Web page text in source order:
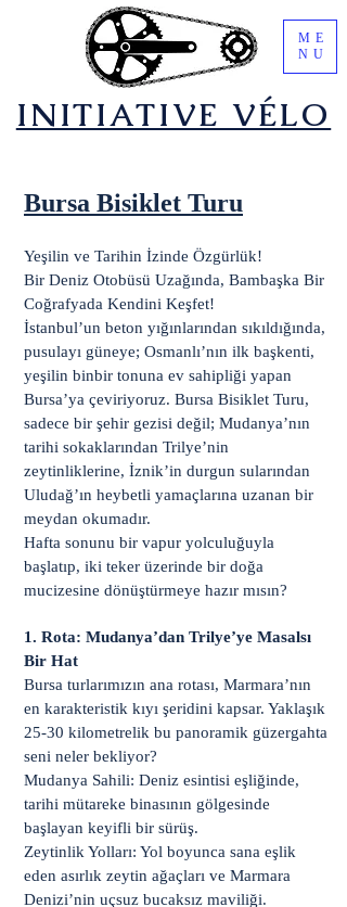
​INITIATIVE VÉLO
ME
NU
Bursa Bisiklet Turu
Yeşilin ve Tarihin İzinde Özgürlük!
Bir Deniz Otobüsü Uzağında, Bambaşka Bir
Coğrafyada Kendini Keşfet!
İstanbul’un beton yığınlarından sıkıldığında,
pusulayı güneye; Osmanlı’nın ilk başkenti,
yeşilin binbir tonuna ev sahipliği yapan
Bursa’ya çeviriyoruz. Bursa Bisiklet Turu,
sadece bir şehir gezisi değil; Mudanya’nın
tarihi sokaklarından Trilye’nin
zeytinliklerine, İznik’in durgun sularından
Uludağ’ın heybetli yamaçlarına uzanan bir
meydan okumadır.
Hafta sonunu bir vapur yolculuğuyla
başlatıp, iki teker üzerinde bir doğa
mucizesine dönüştürmeye hazır mısın?
1. Rota: Mudanya’dan Trilye’ye Masalsı
Bir Hat
Bursa turlarımızın ana rotası, Marmara’nın
en karakteristik kıyı şeridini kapsar. Yaklaşık
25-30 kilometrelik bu panoramik güzergahta
seni neler bekliyor?
Mudanya Sahili: Deniz esintisi eşliğinde,
tarihi mütareke binasının gölgesinde
başlayan keyifli bir sürüş.
Zeytinlik Yolları: Yol boyunca sana eşlik
eden asırlık zeytin ağaçları ve Marmara
Denizi’nin uçsuz bucaksız maviliği.